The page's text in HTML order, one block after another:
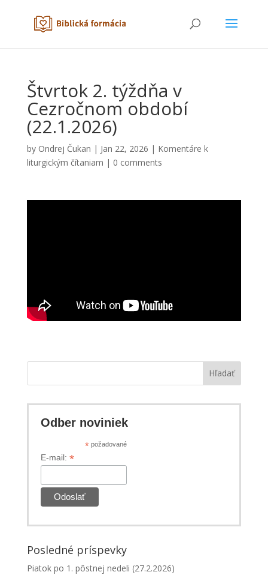
Štvrtok 2. týždňa v
Cezročnom období
(22.1.2026)
by Ondrej Čukan | Jan 22, 2026 | Komentáre k
liturgickým čítaniam | 0 comments
Hľadať
Odber noviniek
*požadované
E-mail: *
Posledné príspevky
Piatok po 1. pôstnej nedeli (27.2.2026)